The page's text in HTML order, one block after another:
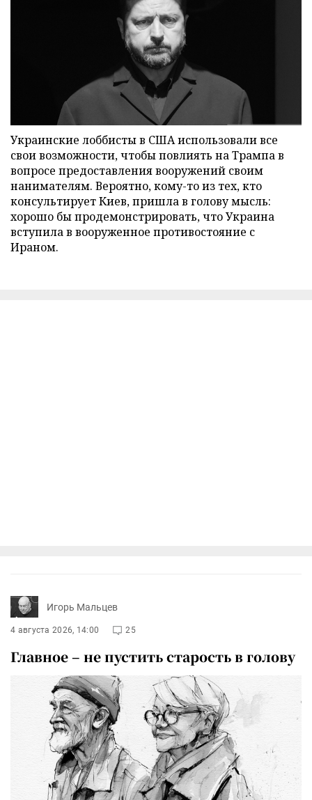
Украинские лоббисты в США использовали все
свои возможности, чтобы повлиять на Трампа в
вопросе предоставления вооружений своим
нанимателям. Вероятно, кому-то из тех, кто
консультирует Киев, пришла в голову мысль:
хорошо бы продемонстрировать, что Украина
вступила в вооруженное противостояние с
Ираном.
Игорь Мальцев
4 августа 2026, 14:00 25
Главное – не пустить старость в голову